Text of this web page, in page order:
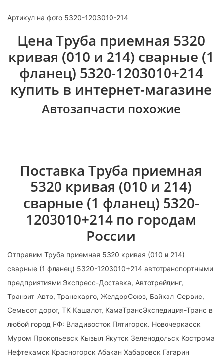
Артикул на фото 5320-1203010-214
Цена Труба приемная 5320
кривая (010 и 214) сварные (1
фланец) 5320-1203010+214
купить в интернет-магазине
Автозапчасти похожие
Поставка Труба приемная
5320 кривая (010 и 214)
сварные (1 фланец) 5320-
1203010+214 по городам
России
Отправим Труба приемная 5320 кривая (010 и 214)
сварные (1 фланец) 5320-1203010+214 автотранспортными
предприятиями Экспресс-Доставка, Автотрейдинг,
Транзит-Авто, Транскарго, ЖелдорСоюз, Байкал-Сервис,
Семьсот дорог, ТК Кашалот, КамаТрансЭкспедиция-Транс в
любой город РФ: Владивосток Пятигорск. Новочеркасск
Муром Прокопьевск Кызыл Якутск Зеленодольск Кострома
Нефтекамск Красногорск Абакан Хабаровск Гагарин